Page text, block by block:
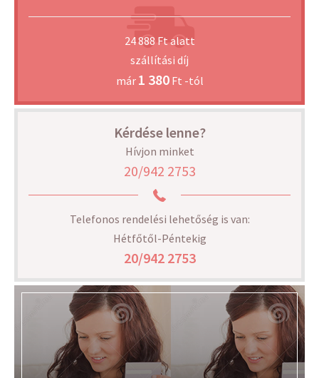
24 888 Ft alatt
szállítási díj
már 1 380Ft -tól
Kérdése lenne?
Hívjon minket
20/942 2753
Telefonos rendelési lehetőség is van:
Hétfőtől-Péntekig
20/942 2753